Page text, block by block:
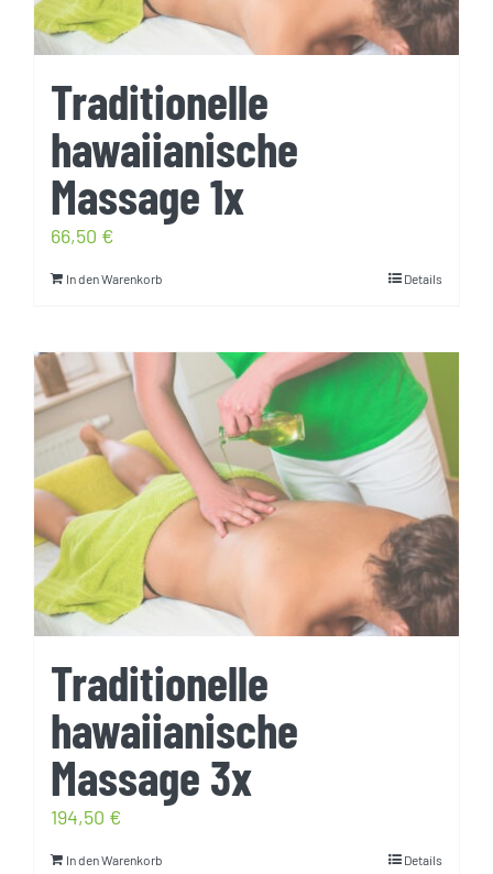
Traditionelle
hawaiianische
Massage 1x
66,50 €
In den Warenkorb Details
Traditionelle
hawaiianische
Massage 3x
194,50 €
In den Warenkorb Details